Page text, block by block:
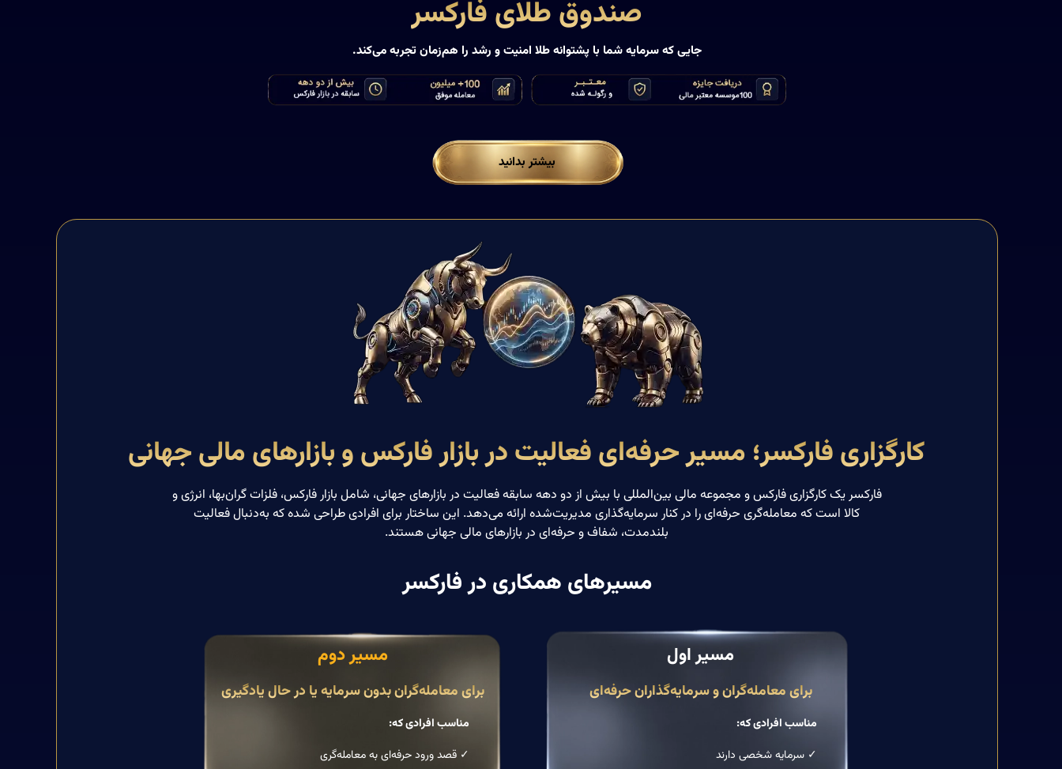
صندوق طلای فارکسر
جایی که سرمایه شما با پشتوانه طلا امنیت و رشد را هم‌زمان تجربه می‌کند.
بیشتر بدانیددرباره صندوق طلای فارکسر
کارگزاری فارکسر؛ مسیر حرفه‌ای فعالیت در بازار فارکس و بازارهای مالی جهانی
فارکسر یک کارگزاری فارکس و مجموعه مالی بین‌المللی با بیش از دو دهه سابقه فعالیت در بازارهای جهانی، شامل بازار فارکس، فلزات گران‌بها، انرژی و
کالا است که معامله‌گری حرفه‌ای را در کنار سرمایه‌گذاری مدیریت‌شده ارائه می‌دهد. این ساختار برای افرادی طراحی شده که به‌دنبال فعالیت
بلندمدت، شفاف و حرفه‌ای در بازارهای مالی جهانی هستند.
مسیرهای همکاری در فارکسر
مسیر اول
برای معامله‌گران و سرمایه‌گذاران حرفه‌ای
مناسب افرادی که:
✓ سرمایه شخصی دارند
مسیر دوم
برای معامله‌گران بدون سرمایه یا در حال یادگیری
مناسب افرادی که:
✓ قصد ورود حرفه‌ای به معامله‌گری